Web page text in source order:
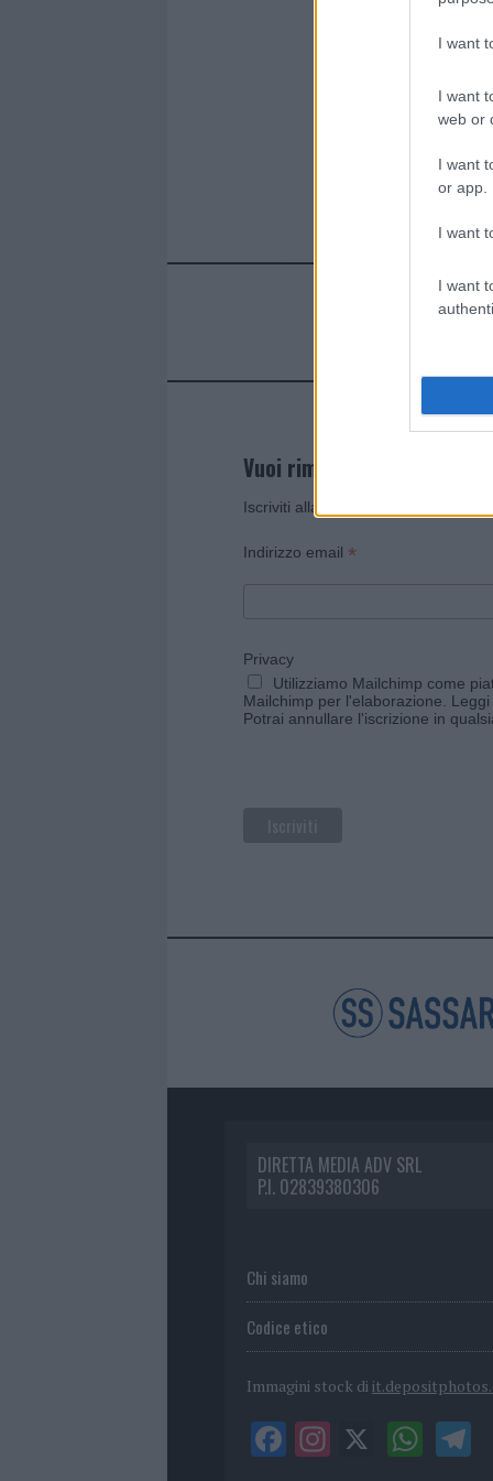
I want
I want
web or
I want
or app.
I want
I want
Vuoi rimanere sempre
Iscriviti alla newsletter di Gallura
Indirizzo email *
Privacy
Utilizziamo Mailchimp come
Mailchimp per l'elaborazione.
Potrai annullare l'iscrizione in
DIRETTA MEDIA ADV SRL
P.I. 02839380306
Chi siamo
Codice etico
Immagini stock di